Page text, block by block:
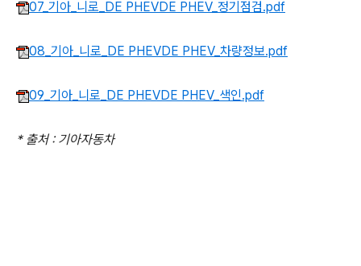
07_기아_니로_DE PHEVDE PHEV_정기점검.pdf
08_기아_니로_DE PHEVDE PHEV_차량정보.pdf
09_기아_니로_DE PHEVDE PHEV_색인.pdf
* 출처 : 기아자동차